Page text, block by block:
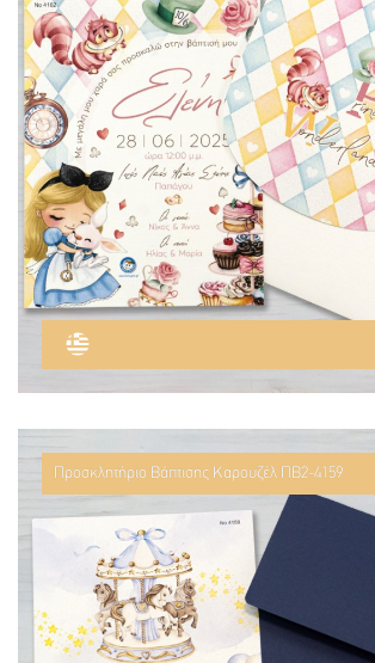
Προσκλητήριο Βάπτισης Καρουζέλ ΠΒ2-4159